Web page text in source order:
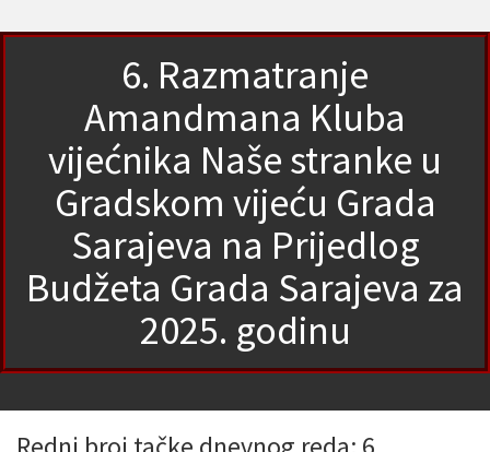
6. Razmatranje
Amandmana Kluba
vijećnika Naše stranke u
Gradskom vijeću Grada
Sarajeva na Prijedlog
Budžeta Grada Sarajeva za
2025. godinu